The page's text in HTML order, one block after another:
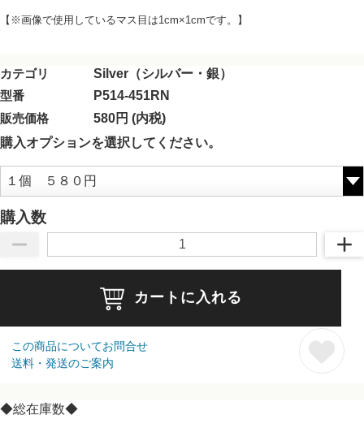
【※画像で使用しているマス目は1cm×1cmです。】
カテゴリ
Silver（シルバー・銀）
型番
P514-451RN
販売価格
580円 (内税)
購入オプションを選択してください。
購入数
カートに入れる
この商品についてお問合せ
送料・発送のご案内
◆総在庫数◆